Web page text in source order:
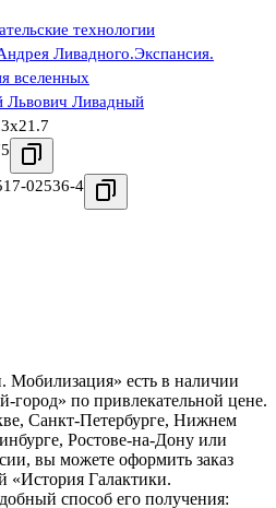
технологии
Ливадного.Экспансия.
вселенных
Львович Ливадный
02536-4
Мобилизация» есть в наличии
город» по привлекательной цене.
Санкт-Петербурге, Нижнем
Ростове-на-Дону или
вы можете оформить заказ
Галактики.
способ его получения: